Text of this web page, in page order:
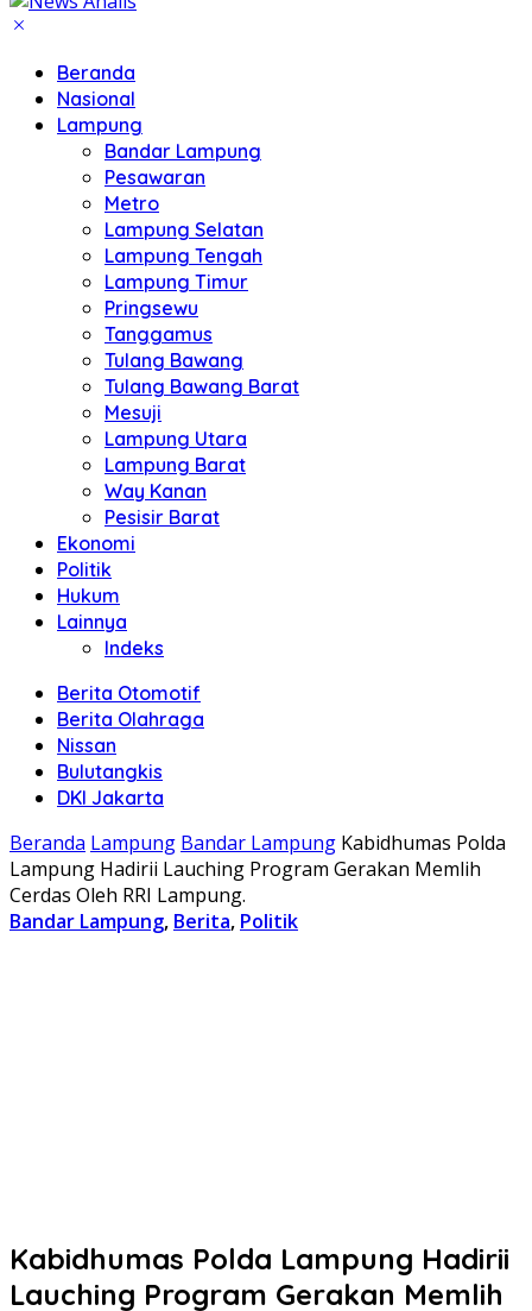
Beranda
Nasional
Lampung
Bandar Lampung
Pesawaran
Metro
Lampung Selatan
Lampung Tengah
Lampung Timur
Pringsewu
Tanggamus
Tulang Bawang
Tulang Bawang Barat
Mesuji
Lampung Utara
Lampung Barat
Way Kanan
Pesisir Barat
Ekonomi
Politik
Hukum
Lainnya
Indeks
Berita Otomotif
Berita Olahraga
Nissan
Bulutangkis
DKI Jakarta
Beranda Lampung Bandar Lampung Kabidhumas Polda
Lampung Hadirii Lauching Program Gerakan Memlih
Cerdas Oleh RRI Lampung.
Bandar Lampung, Berita, Politik
Kabidhumas Polda Lampung Hadirii
Lauching Program Gerakan Memlih